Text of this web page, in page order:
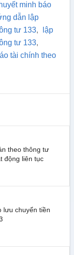
minh báo
dẫn lập
tư 133,
lập
tư 133,
tài chính theo
theo thông tư
động liên tục
lưu chuyển tiền